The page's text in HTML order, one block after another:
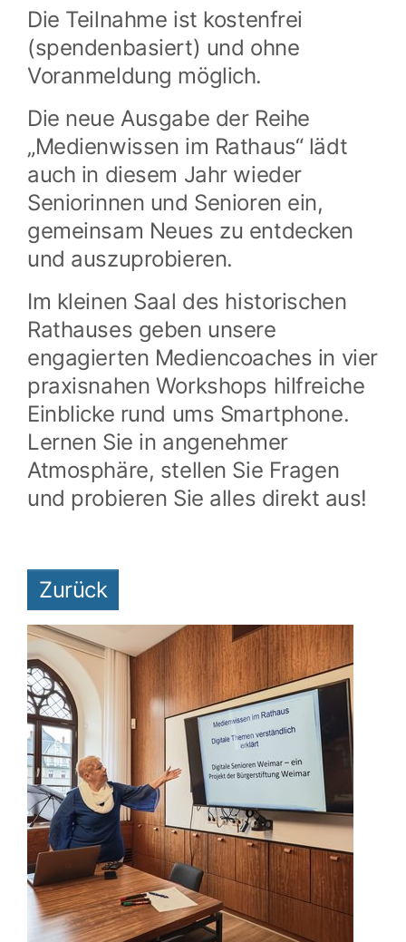
Die Teilnahme ist kostenfrei
(spendenbasiert) und ohne
Voranmeldung möglich.
Die neue Ausgabe der Reihe
„Medienwissen im Rathaus“ lädt
auch in diesem Jahr wieder
Seniorinnen und Senioren ein,
gemeinsam Neues zu entdecken
und auszuprobieren.
Im kleinen Saal des historischen
Rathauses geben unsere
engagierten Mediencoaches in vier
praxisnahen Workshops hilfreiche
Einblicke rund ums Smartphone.
Lernen Sie in angenehmer
Atmosphäre, stellen Sie Fragen
und probieren Sie alles direkt aus!
Zurück